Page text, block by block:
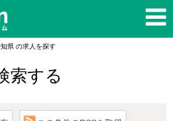
県 の求人を探す
索する